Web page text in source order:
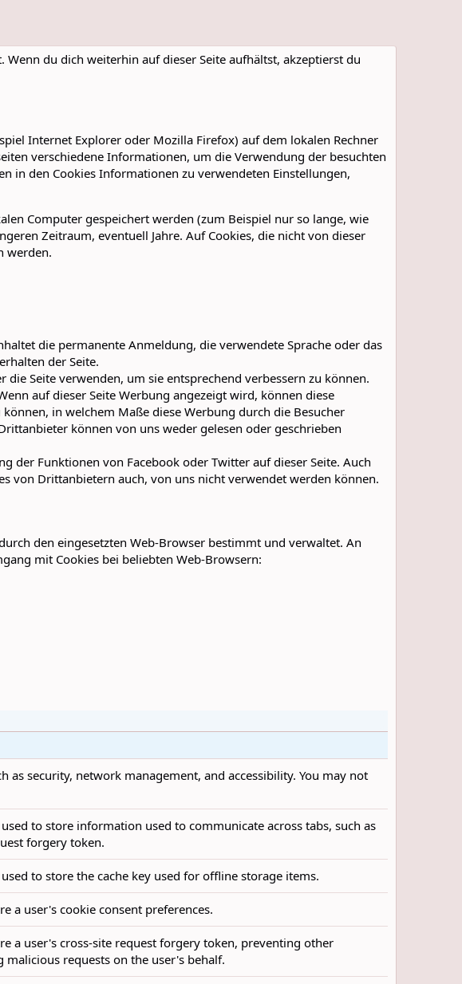
du dich weiterhin auf dieser Seite aufhältst, akzeptierst du
Internet Explorer oder Mozilla Firefox) auf dem lokalen Rechner
verschiedene Informationen, um die Verwendung der besuchten
in den Cookies Informationen zu verwendeten Einstellungen,
Computer gespeichert werden (zum Beispiel nur so lange, wie
Zeitraum, eventuell Jahre. Auf Cookies, die nicht von dieser
werden.
die permanente Anmeldung, die verwendete Sprache oder das
der Seite.
Seite verwenden, um sie entsprechend verbessern zu können.
auf dieser Seite Werbung angezeigt wird, können diese
in welchem Maße diese Werbung durch die Besucher
können von uns weder gelesen oder geschrieben
der Funktionen von Facebook oder Twitter auf dieser Seite. Auch
von Drittanbietern auch, von uns nicht verwendet werden können.
den eingesetzten Web-Browser bestimmt und verwaltet. An
mit Cookies bei beliebten Web-Browsern:
as security, network management, and accessibility. You may not
to store information used to communicate across tabs, such as
forgery token.
to store the cache key used for offline storage items.
a user's cookie consent preferences.
a user's cross-site request forgery token, preventing other
requests on the user's behalf.